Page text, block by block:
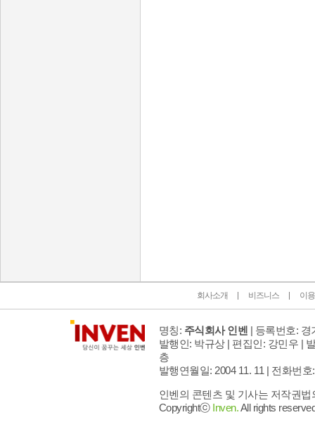
회사소개 비즈니스 이
명칭: 주식회사 인벤 | 등록번호: 경
발행인: 박규상 | 편집인: 강민우 |
층
발행연월일: 2004 11. 11 | 전화번호
인벤의 콘텐츠 및 기사는 저작권
Copyrightⓒ Inven.All rights